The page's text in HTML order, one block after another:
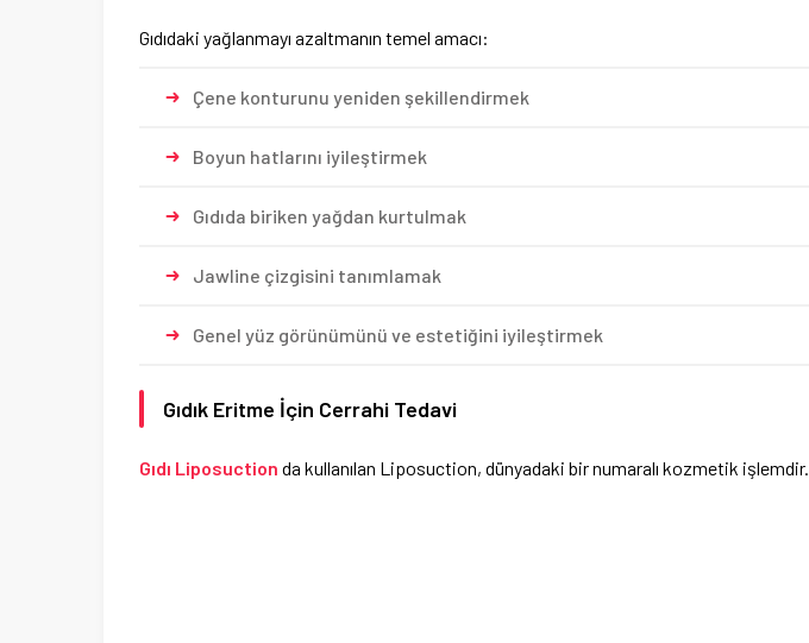
Gıdıdaki yağlanmayı azaltmanın temel amacı:
Çene konturunu yeniden şekillendirmek
Boyun hatlarını iyileştirmek
Gıdıda biriken yağdan kurtulmak
Jawline çizgisini tanımlamak
Genel yüz görünümünü ve estetiğini iyileştirmek
Gıdık Eritme İçin Cerrahi Tedavi
Gıdı Liposuction da kullanılan Liposuction, dünyadaki bir numaralı kozmetik işlemdir.